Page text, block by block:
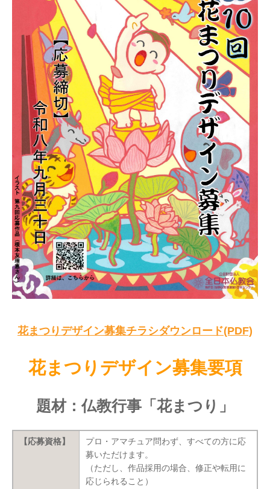
花まつりデザイン募集チラシダウンロード(PDF)
花まつりデザイン募集要項
題材：仏教行事「花まつり」
【応募資格】
プロ・アマチュア問わず、すべての方に応
募いただけます。
（ただし、作品採用の場合、修正や転用に
応じられること）